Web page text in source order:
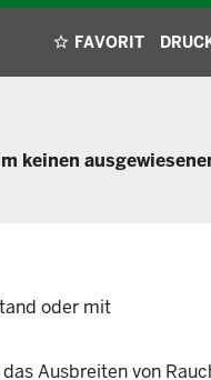
FAVORIT
keinen
oder mit
Ausbreiten von